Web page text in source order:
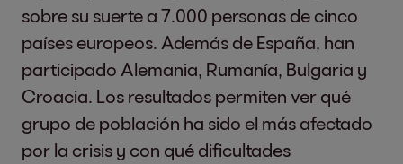
sobre su suerte a 7.000 personas de cinco
países europeos. Además de España, han
participado Alemania, Rumanía, Bulgaria y
Croacia. Los resultados permiten ver qué
grupo de población ha sido el más afectado
por la crisis y con qué dificultades